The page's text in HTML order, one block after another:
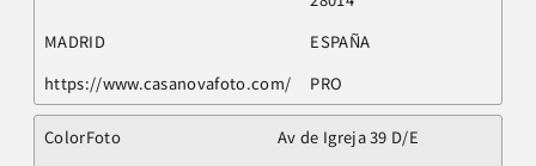
MADRID
ESPAÑA
https://www.casanovafoto.com/
PRO
ColorFoto
Av de Igreja 39 D/E